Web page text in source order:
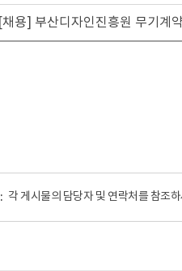
[채용] 부산디자인진흥원 무기계
각 게시물의 담당자 및 연락처를 참조